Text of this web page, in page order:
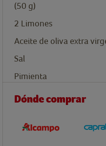
(50 g)
2 Limones
Aceite de oliva extra
Sal
Pimienta
Dónde comprar